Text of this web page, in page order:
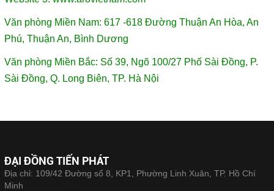
Văn phòng Miền Nam: 617 -618 Đường Thuận An Hòa, An
Phú, Thuận An, Bình Dương
Văn phòng Miền Bắc: Số 39, Ngõ 100/27 Phố Sài Đồng, P.
Sài Đồng, Q. Long Biên, TP. Hà Nội
ĐẠI ĐỒNG TIẾN PHÁT
Địa chỉ: 109/42 Đường số 8, KP1, Phường Linh Xuân, TP. Hồ Chí
Minh